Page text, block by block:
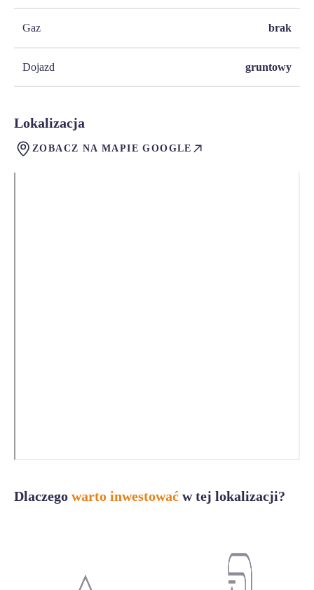
Gaz brak
Dojazd gruntowy
Lokalizacja
ZOBACZ NA MAPIE GOOGLE
Dlaczego warto inwestować w tej lokalizacji?